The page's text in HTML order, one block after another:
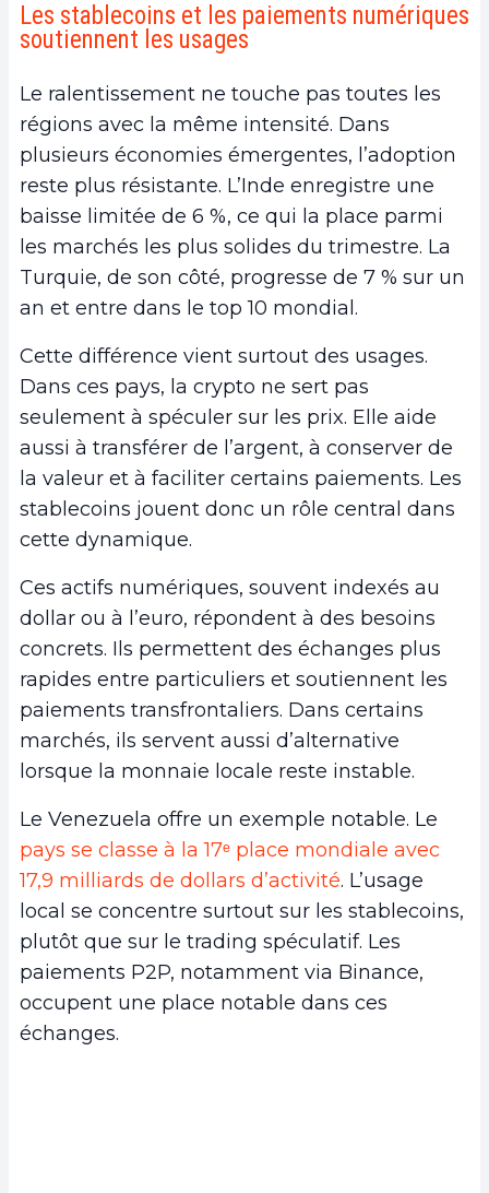
Les stablecoins et les paiements numériques
soutiennent les usages
Le ralentissement ne touche pas toutes les
régions avec la même intensité. Dans
plusieurs économies émergentes, l’adoption
reste plus résistante. L’Inde enregistre une
baisse limitée de 6 %, ce qui la place parmi
les marchés les plus solides du trimestre. La
Turquie, de son côté, progresse de 7 % sur un
an et entre dans le top 10 mondial.
Cette différence vient surtout des usages.
Dans ces pays, la crypto ne sert pas
seulement à spéculer sur les prix. Elle aide
aussi à transférer de l’argent, à conserver de
la valeur et à faciliter certains paiements. Les
stablecoins jouent donc un rôle central dans
cette dynamique.
Ces actifs numériques, souvent indexés au
dollar ou à l’euro, répondent à des besoins
concrets. Ils permettent des échanges plus
rapides entre particuliers et soutiennent les
paiements transfrontaliers. Dans certains
marchés, ils servent aussi d’alternative
lorsque la monnaie locale reste instable.
Le Venezuela offre un exemple notable. Le
pays se classe à la 17ᵉ place mondiale avec
17,9 milliards de dollars d’activité. L’usage
local se concentre surtout sur les stablecoins,
plutôt que sur le trading spéculatif. Les
paiements P2P, notamment via Binance,
occupent une place notable dans ces
échanges.